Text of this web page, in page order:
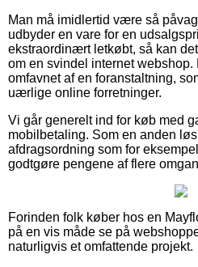
Man må imidlertid være så
udbyder en vare for en
ekstraordinært letkøbt, så kan
om en svindel internet
omfavnet af en foranstaltning,
uærlige online forretninger.
Vi går generelt ind for køb med
mobilbetaling. Som en anden
afdragsordning som for
godtgøre pengene af flere
Forinden folk køber hos en
på en vis måde se på
naturligvis et omfattende projekt.